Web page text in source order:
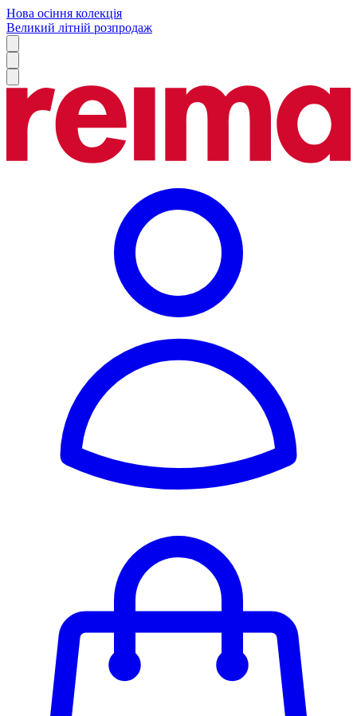
Нова осіння колекція
Великий літній розпродаж